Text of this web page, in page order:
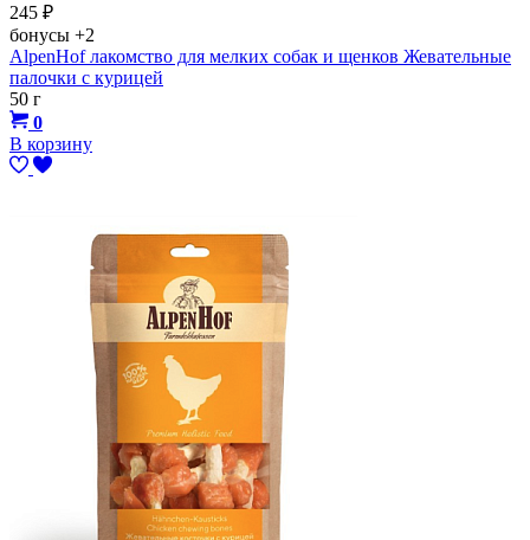
245 ₽
бонусы +2
AlpenHof лакомство для мелких собак и щенков Жевательные
палочки с курицей
50 г
0
В корзину